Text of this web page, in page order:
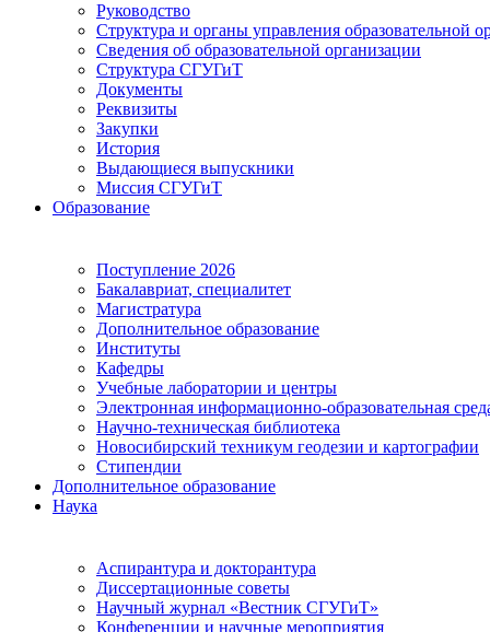
Руководство
Структура и органы управления образовательной
Сведения об образовательной организации
Структура СГУГиТ
Документы
Реквизиты
Закупки
История
Выдающиеся выпускники
Миссия СГУГиТ
Образование
Поступление 2026
Бакалавриат, специалитет
Магистратура
Дополнительное образование
Институты
Кафедры
Учебные лаборатории и центры
Электронная информационно-образовательная
Научно-техническая библиотека
Новосибирский техникум геодезии и картографии
Стипендии
Дополнительное образование
Наука
Аспирантура и докторантура
Диссертационные советы
Научный журнал «Вестник СГУГиТ»
Конференции и научные мероприятия